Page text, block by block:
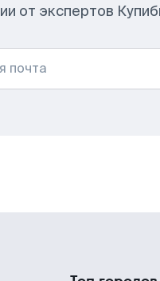
от экспертов
почта